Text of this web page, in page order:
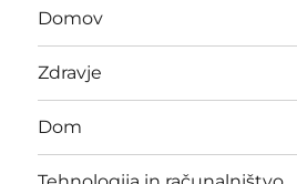
Domov
Zdravje
Dom